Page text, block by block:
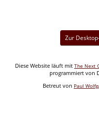
Zur
Diese Website läuft mit The Next
programmiert von
Betreut von Paul